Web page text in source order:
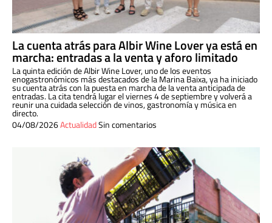
La cuenta atrás para Albir Wine Lover ya está en
marcha: entradas a la venta y aforo limitado
La quinta edición de Albir Wine Lover, uno de los eventos
enogastronómicos más destacados de la Marina Baixa, ya ha iniciado
su cuenta atrás con la puesta en marcha de la venta anticipada de
entradas. La cita tendrá lugar el viernes 4 de septiembre y volverá a
reunir una cuidada selección de vinos, gastronomía y música en
directo.
04/08/2026ActualidadSin comentarios